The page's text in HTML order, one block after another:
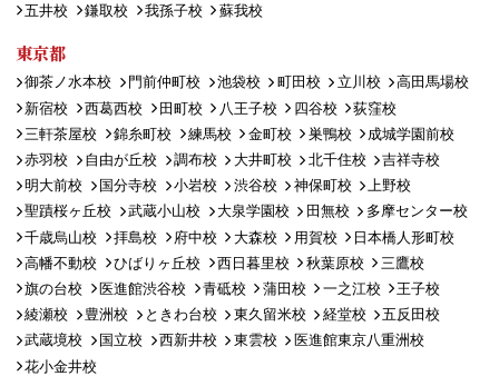
五井校
鎌取校 我孫子校 蘇我校
東京都
御茶ノ水本校 門前仲町校 池袋校 町田校 立川校
高田馬場校
新宿校
西葛西校 田町校 八王子校 四谷校
荻窪校
三軒茶屋校
錦糸町校 練馬校 金町校 巣鴨校
成城学園前校
赤羽校
自由が丘校 調布校 大井町校 北千住校
吉祥寺校
明大前校
国分寺校 小岩校 渋谷校 神保町校
上野校
聖蹟桜ヶ丘校
武蔵小山校 大泉学園校 田無校
多摩センター校
千歳烏山校
拝島校 府中校 大森校 用賀校
日本橋人形町校
高幡不動校
ひばりヶ丘校 西日暮里校 秋葉原校
三鷹校
旗の台校
医進館渋谷校 青砥校 蒲田校 一之江校
王子校
綾瀬校
豊洲校 ときわ台校 東久留米校 経堂校
五反田校
武蔵境校
国立校 西新井校 東雲校
医進館東京八重洲校
花小金井校